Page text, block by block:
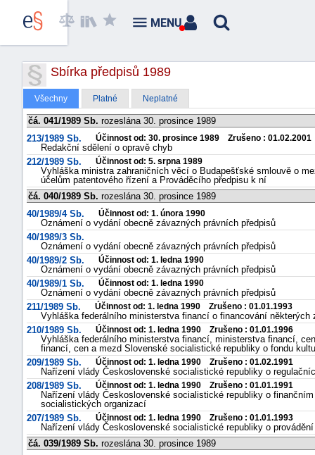
Sbírka předpisů 1989
Všechny Platné Neplatné
čá. 041/1989 Sb. rozeslána 30. prosince 1989
213/1989 Sb.
Účinnost od: 30. prosince 1989 Zrušeno : 01.02.2001
Redakční sdělení o opravě chyb
212/1989 Sb.
Účinnost od: 5. srpna 1989
Vyhláška ministra zahraničních věcí o Budapešťské smlouvě o
účelům patentového řízení a Prováděcího předpisu k ní
čá. 040/1989 Sb. rozeslána 30. prosince 1989
40/1989/4 Sb.
Účinnost od: 1. února 1990
Oznámení o vydání obecně závazných právních předpisů
40/1989/3 Sb.
Oznámení o vydání obecně závazných právních předpisů
40/1989/2 Sb.
Účinnost od: 1. ledna 1990
Oznámení o vydání obecně závazných právních předpisů
40/1989/1 Sb.
Účinnost od: 1. ledna 1990
Oznámení o vydání obecně závazných právních předpisů
211/1989 Sb.
Účinnost od: 1. ledna 1990 Zrušeno : 01.01.1993
Vyhláška federálního ministerstva financí o financování
210/1989 Sb.
Účinnost od: 1. ledna 1990 Zrušeno : 01.01.1996
Vyhláška federálního ministerstva financí, ministerstva financí,
financí, cen a mezd Slovenské socialistické republiky o fondu
209/1989 Sb.
Účinnost od: 1. ledna 1990 Zrušeno : 01.02.1991
Nařízení vlády Československé socialistické republiky o
208/1989 Sb.
Účinnost od: 1. ledna 1990 Zrušeno : 01.01.1991
Nařízení vlády Československé socialistické republiky o
socialistických organizací
207/1989 Sb.
Účinnost od: 1. ledna 1990 Zrušeno : 01.01.1993
Nařízení vlády Československé socialistické republiky o
čá. 039/1989 Sb. rozeslána 30. prosince 1989
MENU